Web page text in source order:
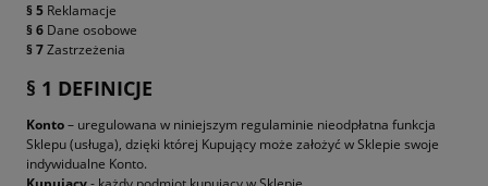
§ 5 Reklamacje
§ 6 Dane osobowe
§ 7Zastrzeżenia
§ 1 DEFINICJE
Konto– uregulowana w niniejszym regulaminie nieodpłatna funkcja
Sklepu (usługa), dzięki której Kupujący może założyć w Sklepie swoje
indywidualne Konto.